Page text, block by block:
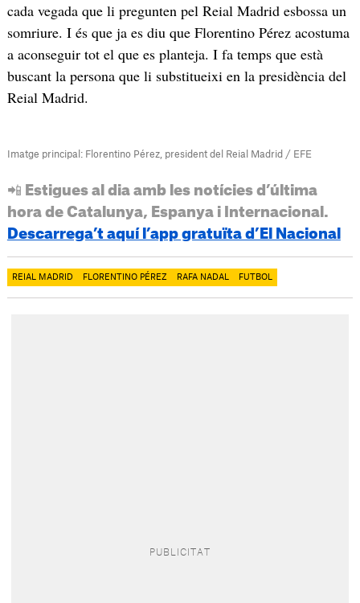
cada vegada que li pregunten pel Reial Madrid esbossa un
somriure. I és que ja es diu que Florentino Pérez acostuma
a aconseguir tot el que es planteja. I fa temps que està
buscant la persona que li substitueixi en la presidència del
Reial Madrid.
Imatge principal: Florentino Pérez, president del Reial Madrid / EFE
📲 Estigues al dia amb les notícies d’última
hora de Catalunya, Espanya i Internacional.
Descarrega’t aquí l’app gratuïta d’El Nacional
REIAL MADRID FLORENTINO PÉREZ RAFA NADAL FUTBOL